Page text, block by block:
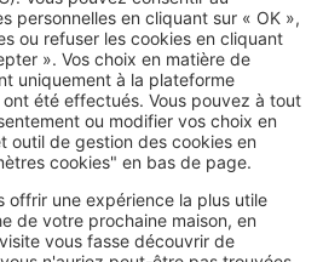
on loue un logement à Saint-
Brieuc ?